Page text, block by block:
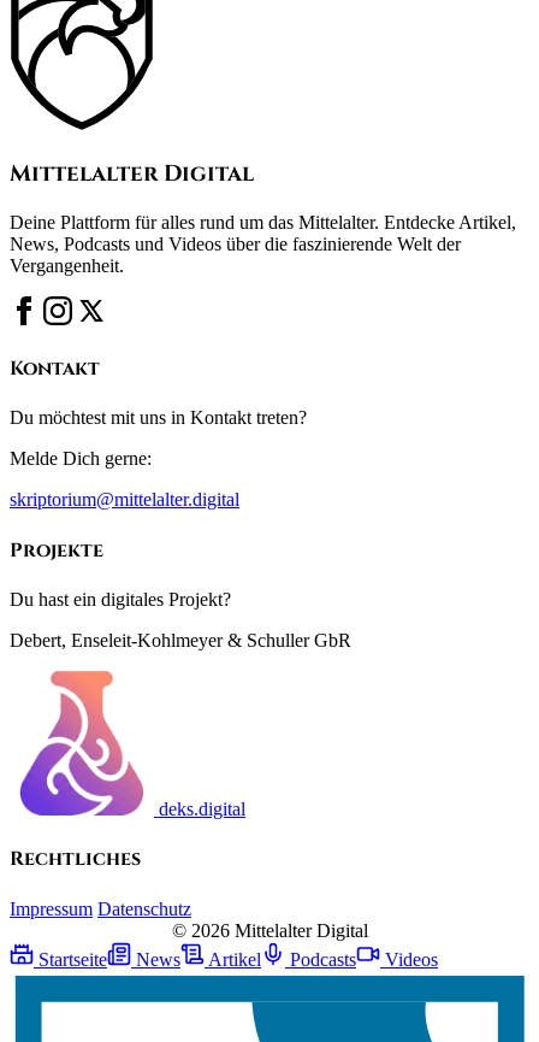
Mittelalter Digital
Deine Plattform für alles rund um das Mittelalter. Entdecke Artikel,
News, Podcasts und Videos über die faszinierende Welt der
Vergangenheit.
Kontakt
Du möchtest mit uns in Kontakt treten?
Melde Dich gerne:
skriptorium@mittelalter.digital
Projekte
Du hast ein digitales Projekt?
Debert, Enseleit-Kohlmeyer & Schuller GbR
deks.digital
Rechtliches
Impressum Datenschutz
© 2026 Mittelalter Digital
Startseite
News Artikel Podcasts Videos